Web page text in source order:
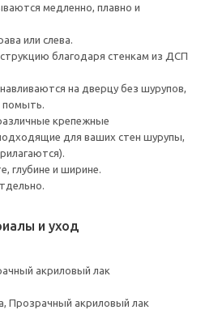
медленно, плавно и
или слева.
благодаря стенкам из ДСП
на дверцу без шурупов,
помыть.
крепежные
для ваших стен шурупы,
глубине и ширине.
и уход
акриловый лак
Прозрачный акриловый лак